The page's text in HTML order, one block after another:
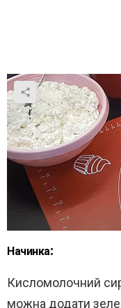
Начинка:
Кисломолочний
можна додати